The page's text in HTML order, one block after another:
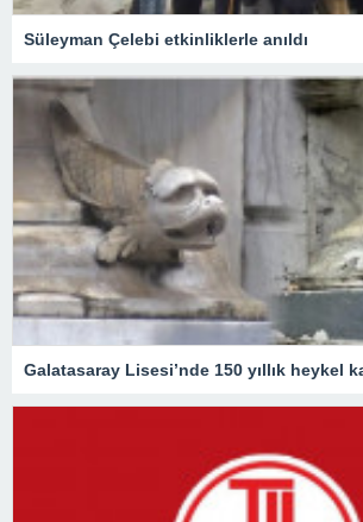
Süleyman Çelebi etkinliklerle anıldı
Galatasaray Lisesi’nde 150 yıllık heykel